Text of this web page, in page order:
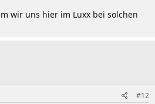
wir uns hier im Luxx bei solchen
#12